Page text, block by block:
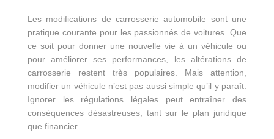
Les modifications de carrosserie automobile sont une
pratique courante pour les passionnés de voitures. Que
ce soit pour donner une nouvelle vie à un véhicule ou
pour améliorer ses performances, les altérations de
carrosserie restent très populaires. Mais attention,
modifier un véhicule n’est pas aussi simple qu’il y paraît.
Ignorer les régulations légales peut entraîner des
conséquences désastreuses, tant sur le plan juridique
que financier.